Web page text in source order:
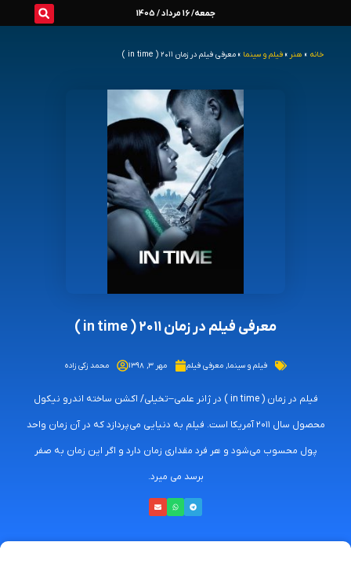
جمعه/ 16 مرداد / 1405
خانه » هنر » فیلم و سینما » معرفی فیلم در زمان ۲۰۱۱ ( in time )
معرفی فیلم در زمان ۲۰۱۱ ( in time )
فیلم و سینما,معرفی فیلم مهر ۳, ۱۳۹۸ محمد زکی زاده
فیلم در زمان ( in time ) در ژانر علمی–تخیلی/ اکشن ساخته­ اندرو نیکول
محصول سال ۲۰۱۱ آمریکا است. فیلم به دنیایی می‌پردازد که در آن زمان واحد
پول محسوب می‌شود و هر فرد مقداری زمان دارد و اگر این زمان به صفر
برسد می میرد.